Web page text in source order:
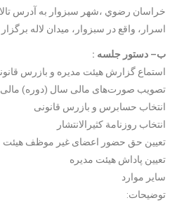
خراسان رضوي ،شهر سبزوار به آدرس
اسرار، واقع در سبزوار، ميدان لاله
ب– دستور جلسه :
استماع گزارش هیئت‌ مدیره و بازرس
تصویب صورت‌های مالی سال (دوره) مالی منتهی به
انتخاب حسابرس و بازرس قانونی
انتخاب روزنامة کثیر‌الانتشار
تعیین حق حضور اعضای غیر موظف هیئت
تعیین پاداش هیئت مدیره
سایر موارد
توضیحات: